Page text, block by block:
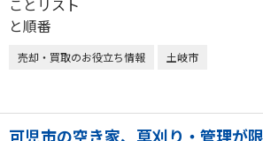
売却・買取のお役立ち情報 土岐市
可児市の空き家、草刈り・管理が